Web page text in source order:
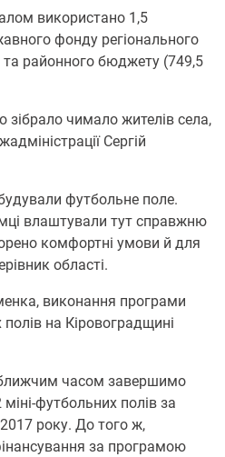
використано 1,5
фонду регіонального
та районного бюджету (749,5
зібрало чимало жителів села,
Сергій
футбольне поле.
влаштували тут справжню
комфортні умови й для
області.
виконання програми
на Кіровоградщині
часом завершимо
футбольних полів за
року. До того ж,
за програмою